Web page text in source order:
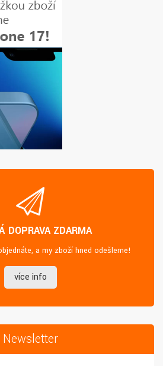
DOPRAVA ZDARMA
a my zboží hned odešleme!
více info
Newsletter